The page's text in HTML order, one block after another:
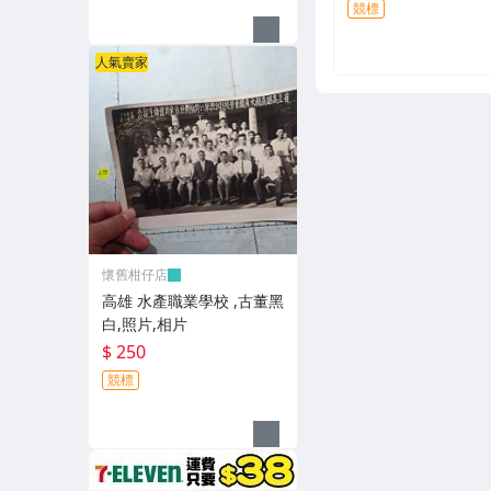
競標
人氣賣家
懷舊柑仔店
高雄 水產職業學校 ,古董黑
白,照片,相片
$ 250
競標